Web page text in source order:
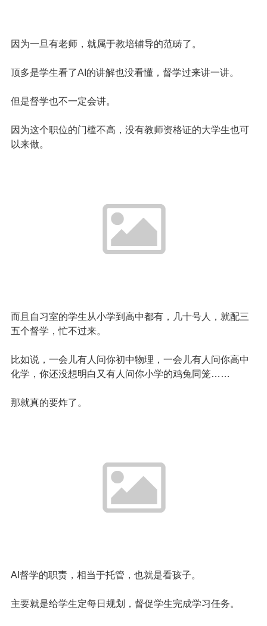
因为一旦有老师，就属于教培辅导的范畴了。
顶多是学生看了AI的讲解也没看懂，督学过来讲一讲。
但是督学也不一定会讲。
因为这个职位的门槛不高，没有教师资格证的大学生也可
以来做。
而且自习室的学生从小学到高中都有，几十号人，就配三
五个督学，忙不过来。
比如说，一会儿有人问你初中物理，一会儿有人问你高中
化学，你还没想明白又有人问你小学的鸡兔同笼……
那就真的要炸了。
AI督学的职责，相当于托管，也就是看孩子。
主要就是给学生定每日规划，督促学生完成学习任务。